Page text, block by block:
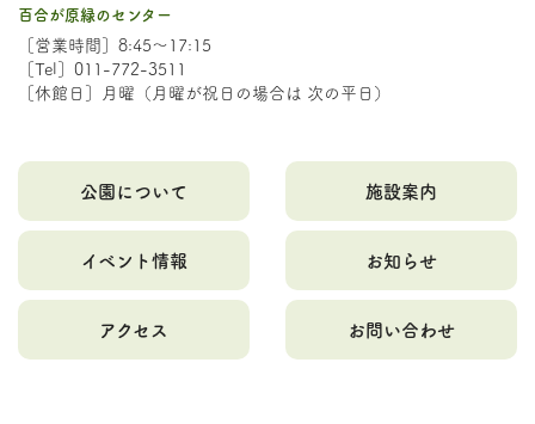
百合が原緑のセンター
［営業時間］8:45～17:15
［Tel］011-772-3511
［休館日］月曜（月曜が祝日の場合は 次の平日）
公園について 施設案内
イベント情報 お知らせ
アクセス お問い合わせ